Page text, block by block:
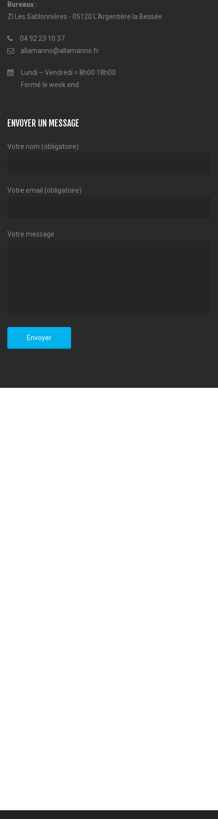
Bureaux :
ZI Les Sablonnières - 05120 L'Argentière la Bessée
04 92 23 10 37
allamanno@allamanno.fr
Lundi – Vendredi = 8h00 18h00
Fermé le week end
ENVOYER UN MESSAGE
Votre nom (obligatoire)
Votre email (obligatoire)
Votre message